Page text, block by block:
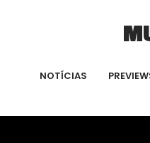
NOTÍCIAS